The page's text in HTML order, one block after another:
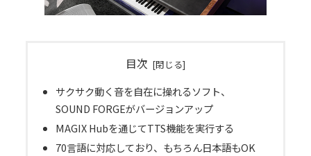
目次
サクサク動く音を自在に操れるソフト、
SOUND FORGEがバージョンアップ
MAGIX Hubを通じてTTS機能を実行する
70言語に対応しており、もちろん日本語もOK